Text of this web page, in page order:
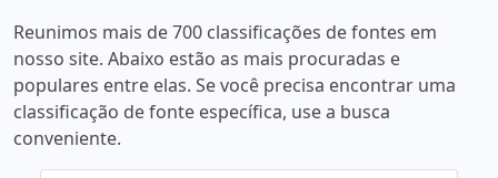
Reunimos mais de 700 classificações de fontes em
nosso site. Abaixo estão as mais procuradas e
populares entre elas. Se você precisa encontrar uma
classificação de fonte específica, use a busca
conveniente.